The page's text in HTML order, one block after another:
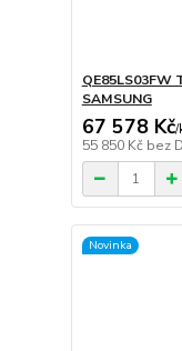
QE85LS03FW
SAMSUNG
67 578 Kč/
55 850 Kč bez
Novinka